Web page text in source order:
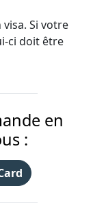
Si votre
ci doit être
en
: